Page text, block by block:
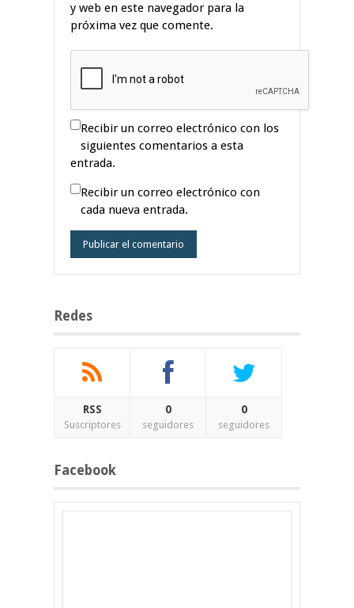
y web en este navegador para la
próxima vez que comente.
Recibir un correo electrónico con los
siguientes comentarios a esta
entrada.
Recibir un correo electrónico con
cada nueva entrada.
Redes
RSS
Suscriptores
0
seguidores
0
seguidores
Facebook